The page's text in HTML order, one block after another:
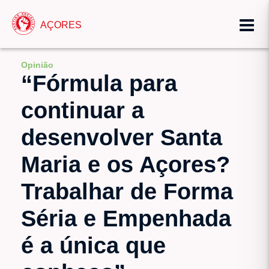
AÇORES
Opinião
“Fórmula para
continuar a
desenvolver Santa
Maria e os Açores?
Trabalhar de Forma
Séria e Empenhada
é a única que